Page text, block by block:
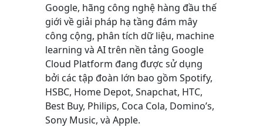
Google, hãng công nghệ hàng đầu thế
giới về giải pháp hạ tầng đám mây
công cộng, phân tích dữ liệu, machine
learning và AI trên nền tảng Google
Cloud Platform đang được sử dụng
bởi các tập đoàn lớn bao gồm Spotify,
HSBC, Home Depot, Snapchat, HTC,
Best Buy, Philips, Coca Cola, Domino’s,
Sony Music, và Apple.